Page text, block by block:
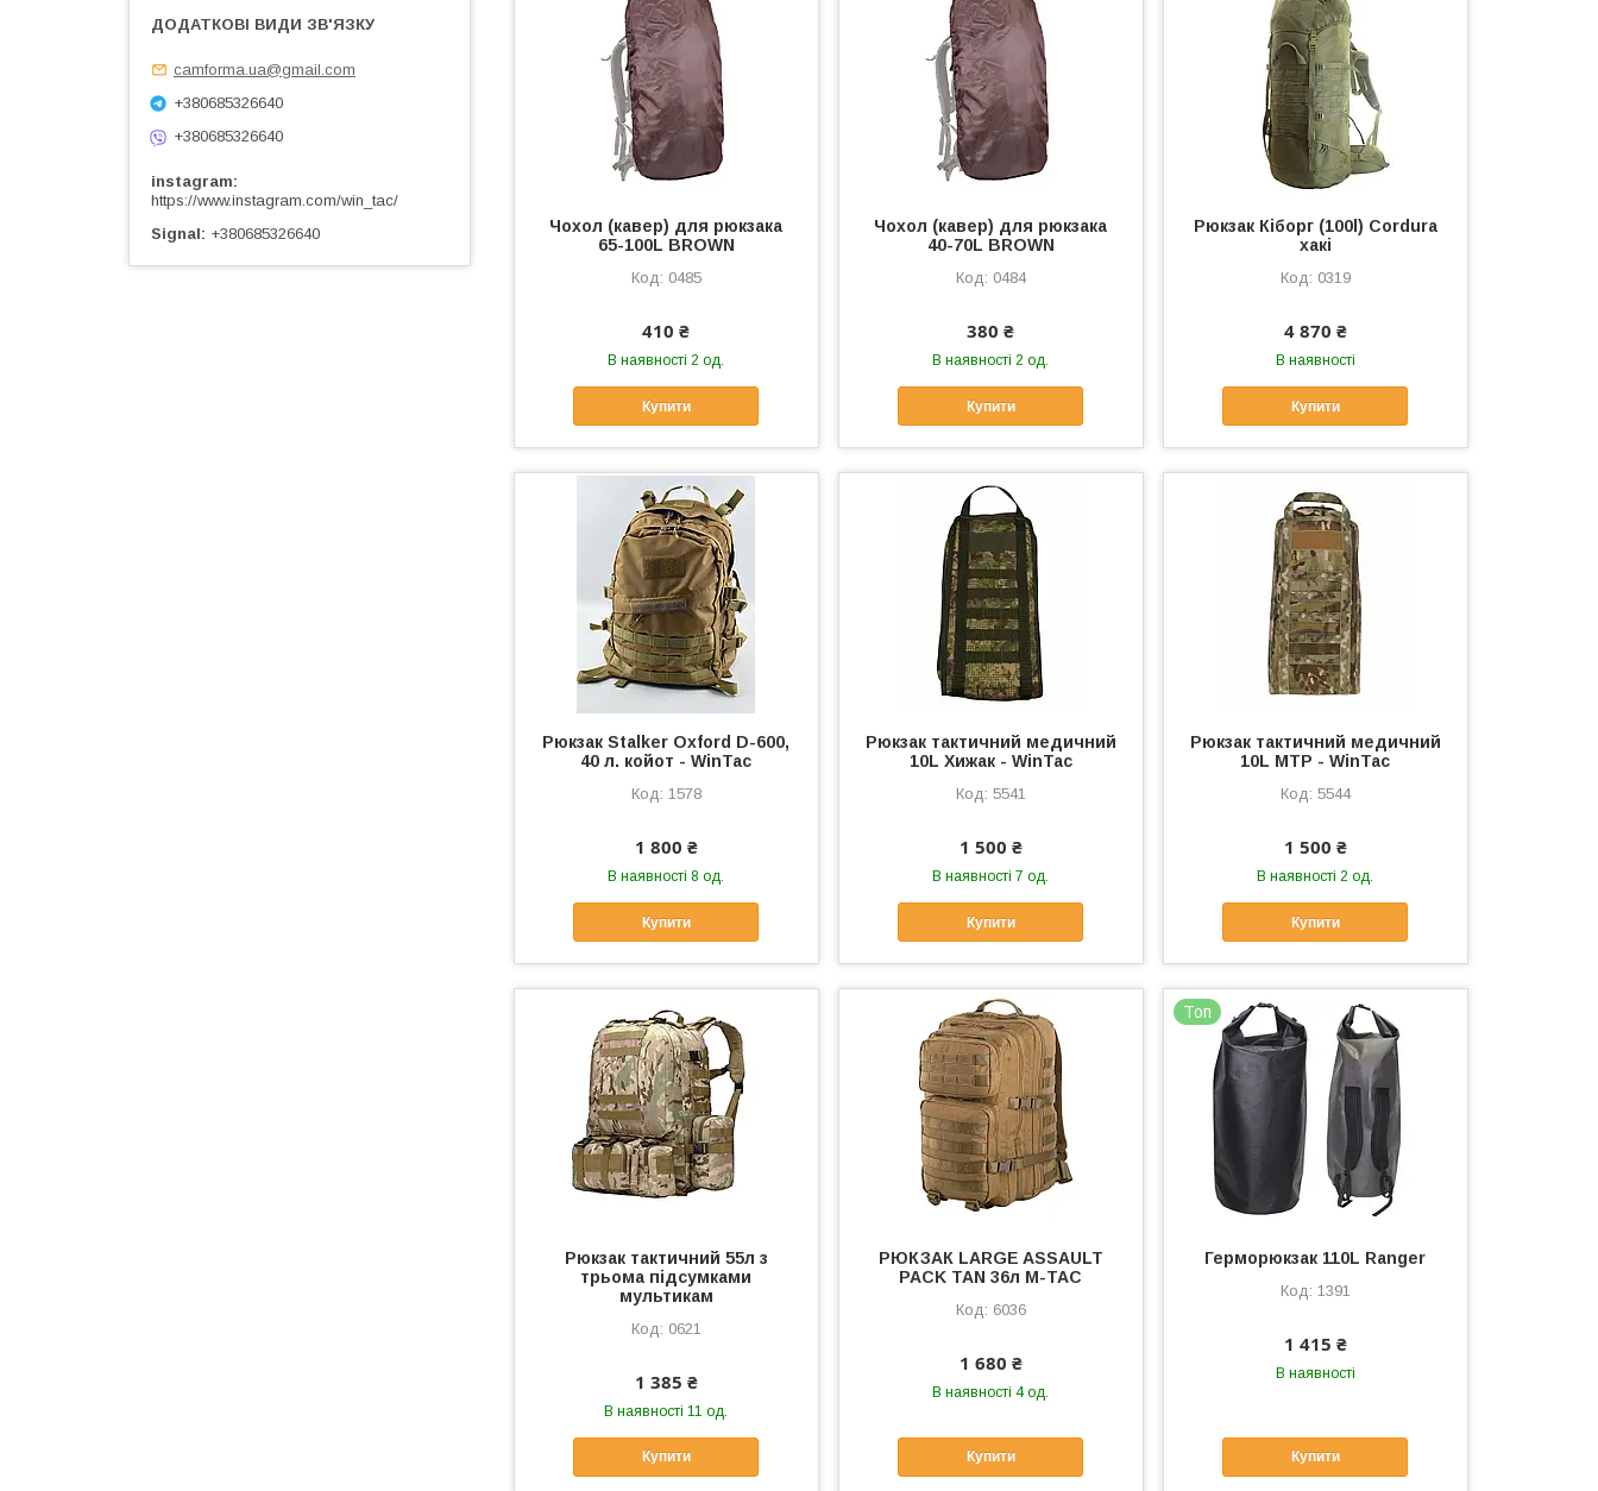
Чохол (кавер) для рюкзака
65-100L BROWN
0485
410 ₴
В наявності 2 од.
Купити
Чохол (кавер) для рюкзака
40-70L BROWN
0484
380 ₴
В наявності 2 од.
Купити
Рюкзак Кіборг (100l) Cordura
хакі
0319
4 870 ₴
В наявності
Купити
Рюкзак Stalker Oxford D-600,
40 л. койот - WinTac
1578
1 800 ₴
В наявності 8 од.
Купити
Рюкзак тактичний медичний
10L Хижак - WinTac
5541
1 500 ₴
В наявності 7 од.
Купити
Рюкзак тактичний медичний
10L МТР - WinTac
5544
1 500 ₴
В наявності 2 од.
Купити
Рюкзак тактичний 55л з
трьома підсумками
мультикам
0621
1 385 ₴
В наявності 11 од.
Купити
РЮКЗАК LARGE ASSAULT
PACK TAN 36л M-TAC
6036
1 680 ₴
В наявності 4 од.
Купити
Топ
Герморюкзак 110L Ranger
1391
1 415 ₴
В наявності
Купити
camforma.ua@gmail.com
+380685326640
+380685326640
instagram
https://www.instagram.com/win_tac/
Signal
+380685326640